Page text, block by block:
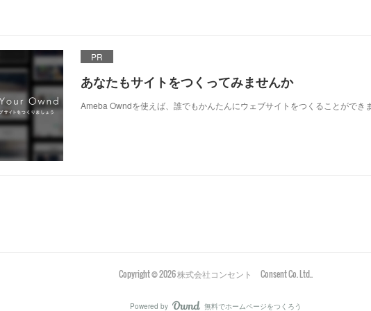
PR
あなたもサイトをつくってみませんか
Ameba Owndを使えば、誰でもかんたんにウェブサイトをつくることができ
Copyright ©2026株式会社コンセント Consent Co. Ltd..
Powered by 無料でホームページをつくろう